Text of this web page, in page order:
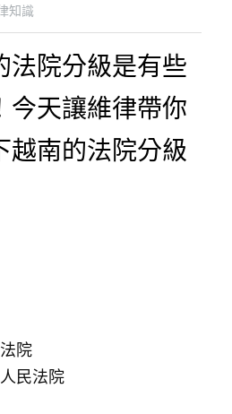
責調查TDD
聯交易顧問
顧問
發案
/協商
範圍
圍
Thừa kế
nghiệp
mại
知識
法院分級是有些
今天讓維律帶你
越南的法院分級
院
民法院